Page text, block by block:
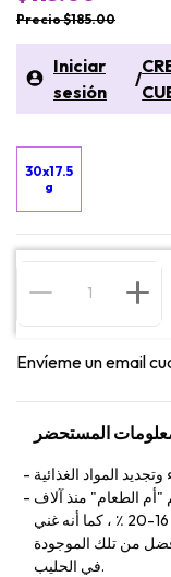
Precio $185.00
Iniciar
sesión
/
30x17.5
g
Envíeme un email
المستحضر
المواد الغذائية
"أم الطعام" منذ آلاف
السنين. تحتوي الكينوا الحمراء على بروتين 16-20 ٪ ، كما أنه غني
أفضل من تلك الموجودة
في الحليب.